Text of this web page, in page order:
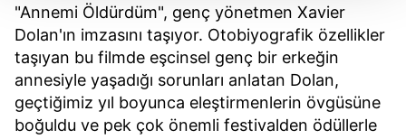
Her halükârda, kullanıcılar, bu çerezlere izin vermedikleri
takdirde, kullanıcılara hedefli reklamlar
gösterilmeyecektir."
Sizlere daha iyi bir hizmet sunabilmek için İnternet
Sitemizde kendimize ve üçüncü kişilere ait çerezler
"Annemi Öldürdüm", genç yönetmen Xavier
Dolan'ın imzasını taşıyor. Otobiyografik özellikler
taşıyan bu filmde eşcinsel genç bir erkeğin
annesiyle yaşadığı sorunları anlatan Dolan,
geçtiğimiz yıl boyunca eleştirmenlerin övgüsüne
boğuldu ve pek çok önemli festivalden ödüllerle